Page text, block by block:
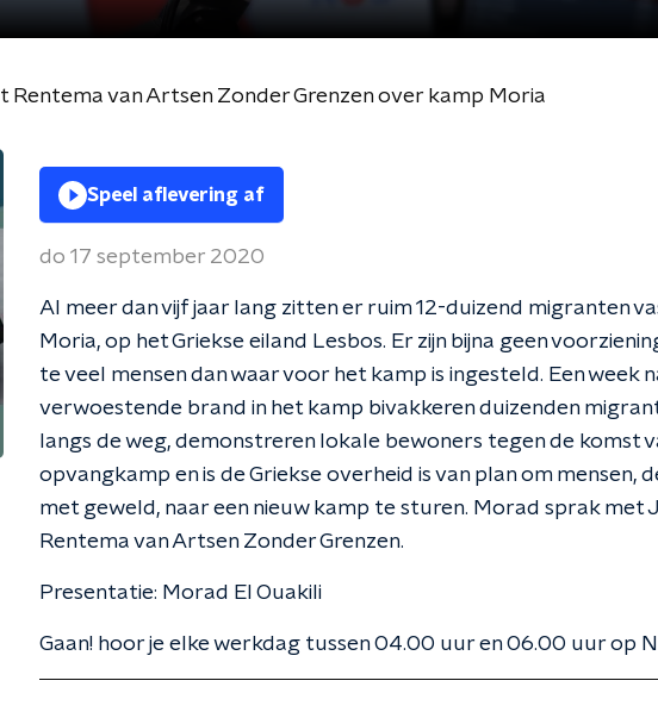
Rentema van Artsen Zonder Grenzen over kamp Moria
Speel aflevering af
do 17 september 2020
Al meer dan vijf jaar lang zitten er ruim 12-duizend migranten
Moria, op het Griekse eiland Lesbos. Er zijn bijna geen
te veel mensen dan waar voor het kamp is ingesteld. Een week
verwoestende brand in het kamp bivakkeren duizenden
langs de weg, demonstreren lokale bewoners tegen de komst
opvangkamp en is de Griekse overheid is van plan om mensen,
met geweld, naar een nieuw kamp te sturen. Morad sprak met
Rentema van Artsen Zonder Grenzen.
Presentatie: Morad El Ouakili
Gaan! hoor je elke werkdag tussen 04.00 uur en 06.00 uur op